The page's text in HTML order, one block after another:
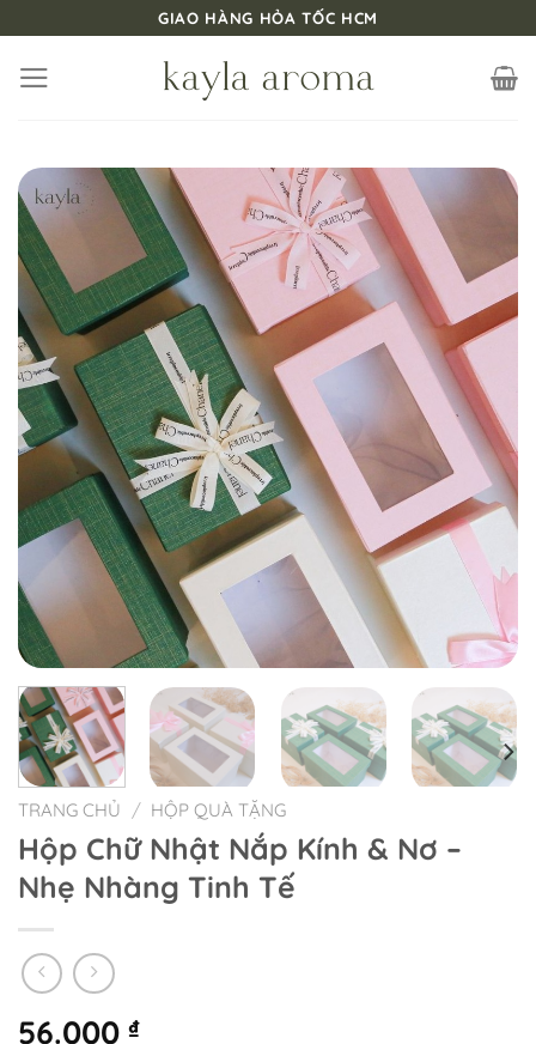
nội
GIAO HÀNG HỎA TỐC HCM
TRANG CHỦ / HỘP QUÀ TẶNG
Hộp Chữ Nhật Nắp Kính & Nơ –
Nhẹ Nhàng Tinh Tế
56.000 ₫